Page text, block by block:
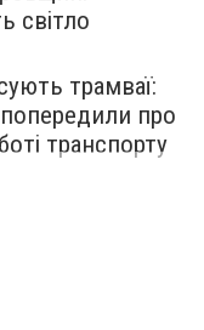
світло
трамваї:
про
транспорту